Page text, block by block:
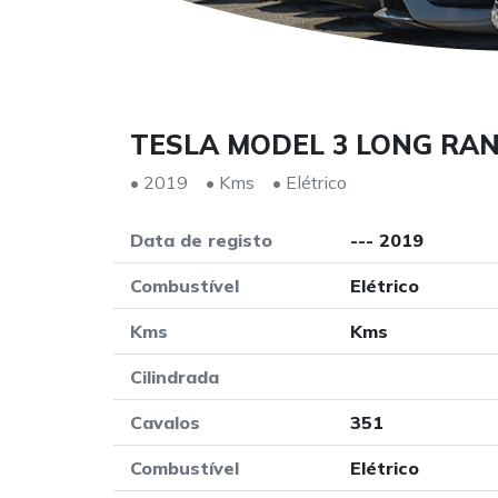
TESLA MODEL 3 LONG
• 2019 • Kms • Elétrico
Data de registo --- 2019
Combustível Elétrico
Kms Kms
Cilindrada
Cavalos 351
Combustível Elétrico